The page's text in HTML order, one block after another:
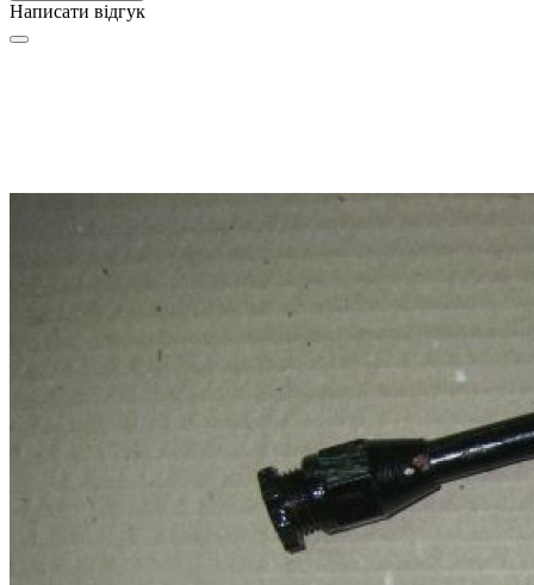
Написати відгук